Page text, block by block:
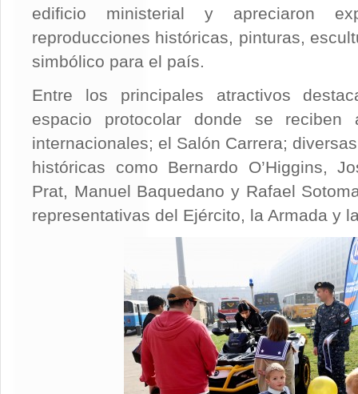
edificio ministerial y apreciaron
reproducciones históricas, pinturas,
simbólico para el país.
Entre los principales atractivos
espacio protocolar donde se reciben
internacionales; el Salón Carrera;
históricas como Bernardo O’Higgins,
Prat, Manuel Baquedano y Rafael
representativas del Ejército, la Armada y